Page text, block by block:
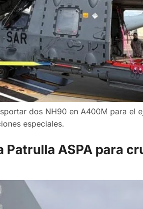
dos NH90 en A400M para el
especiales.
ASPA para